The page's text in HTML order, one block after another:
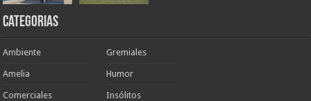
Categorias
Ambiente
Amelia
Comerciales
Gremiales
Humor
Insólitos